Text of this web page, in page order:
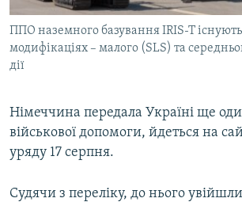
СВІДЧЕННЯ ОКУПАЦІЇ
УКРАЇНСЬКА ПРОБЛЕМА КРИМУ
Qırımtatar
ДОЛУЧАЙСЯ!
Усі сайти RFE/RL
ППО наземного базування IRIS-T
модифікаціях – малого (SLS) та
дії
Німеччина передала Україні ще
військової допомоги, йдеться на
уряду 17 серпня.
Судячи з переліку, до нього